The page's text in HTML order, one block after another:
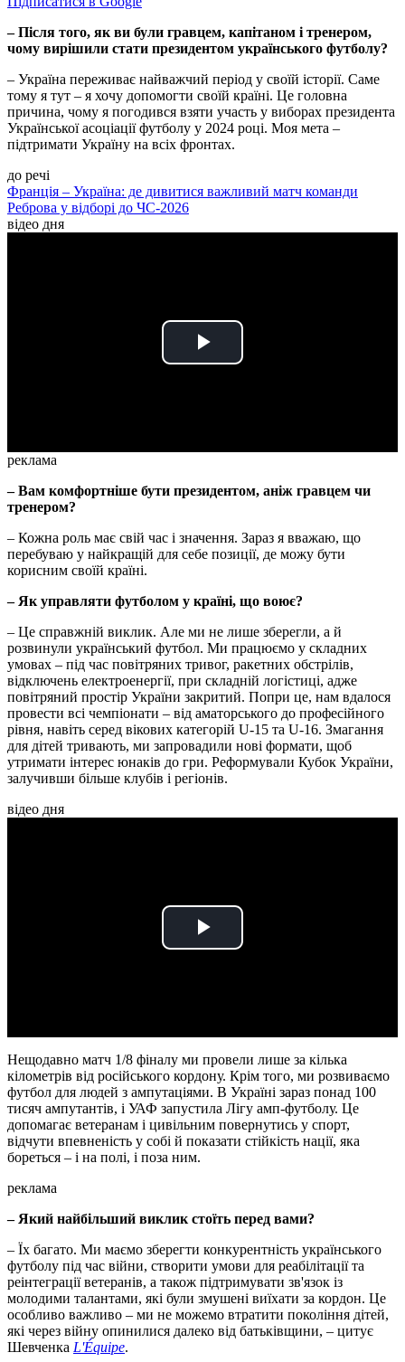
– Після того, як ви були гравцем, капітаном і тренером,
чому вирішили стати президентом українського футболу?
– Україна переживає найважчий період у своїй історії. Саме
тому я тут – я хочу допомогти своїй країні. Це головна
причина, чому я погодився взяти участь у виборах президента
Української асоціації футболу у 2024 році. Моя мета –
підтримати Україну на всіх фронтах.
до речі
Франція – Україна: де дивитися важливий матч команди
Реброва у відборі до ЧС-2026
відео дня
Play
реклама
– Вам комфортніше бути президентом, аніж гравцем чи
тренером?
– Кожна роль має свій час і значення. Зараз я вважаю, що
перебуваю у найкращій для себе позиції, де можу бути
корисним своїй країні.
– Як управляти футболом у країні, що воює?
– Це справжній виклик. Але ми не лише зберегли, а й
розвинули український футбол. Ми працюємо у складних
умовах – під час повітряних тривог, ракетних обстрілів,
відключень електроенергії, при складній логістиці, адже
повітряний простір України закритий. Попри це, нам вдалося
провести всі чемпіонати – від аматорського до професійного
рівня, навіть серед вікових категорій U-15 та U-16. Змагання
для дітей тривають, ми запровадили нові формати, щоб
утримати інтерес юнаків до гри. Реформували Кубок України,
залучивши більше клубів і регіонів.
відео дня
Play
Нещодавно матч 1/8 фіналу ми провели лише за кілька
кілометрів від російського кордону. Крім того, ми розвиваємо
футбол для людей з ампутаціями. В Україні зараз понад 100
тисяч ампутантів, і УАФ запустила Лігу амп-футболу. Це
допомагає ветеранам і цивільним повернутись у спорт,
відчути впевненість у собі й показати стійкість нації, яка
бореться – і на полі, і поза ним.
реклама
– Який найбільший виклик стоїть перед вами?
– Їх багато. Ми маємо зберегти конкурентність українського
футболу під час війни, створити умови для реабілітації та
реінтеграції ветеранів, а також підтримувати зв'язок із
молодими талантами, які були змушені виїхати за кордон. Це
особливо важливо – ми не можемо втратити покоління дітей,
які через війну опинилися далеко від батьківщини, – цитує
Шевченка L'Équipe.